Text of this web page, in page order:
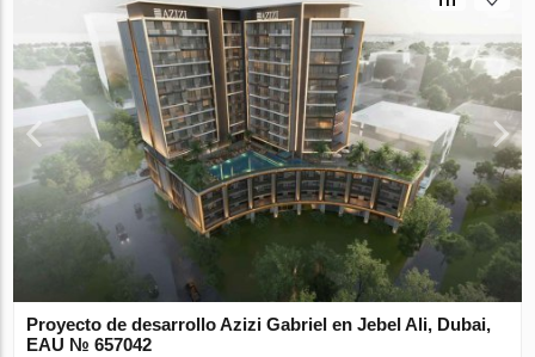
Proyecto de desarrollo Azizi Gabriel en Jebel Ali, Dubai,
EAU № 657042